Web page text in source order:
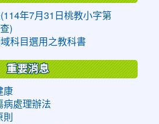
年7月31日桃教小字第
)
科目選用之教科書
重要消息
康
病處理辦法